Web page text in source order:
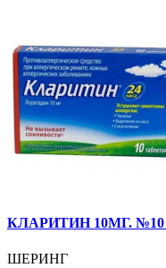
КЛАРИТИН 10МГ.
ШЕРИНГ